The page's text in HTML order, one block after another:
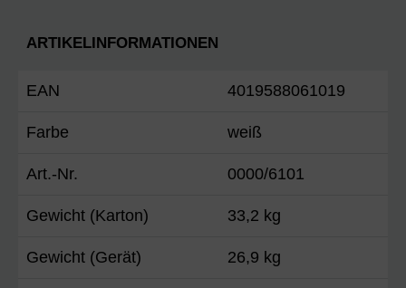
ARTIKELINFORMATIONEN
EAN 4019588061019
Farbe weiß
Art.-Nr. 0000/6101
Gewicht (Karton) 33,2 kg
Gewicht (Gerät) 26,9 kg